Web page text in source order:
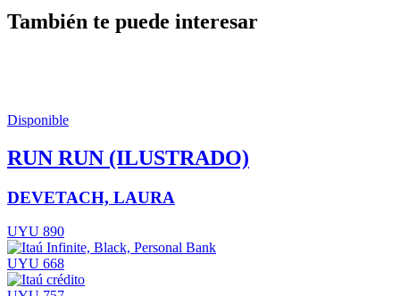
También te puede interesar
Disponible
RUN RUN (ILUSTRADO)
DEVETACH, LAURA
UYU 890
UYU 668